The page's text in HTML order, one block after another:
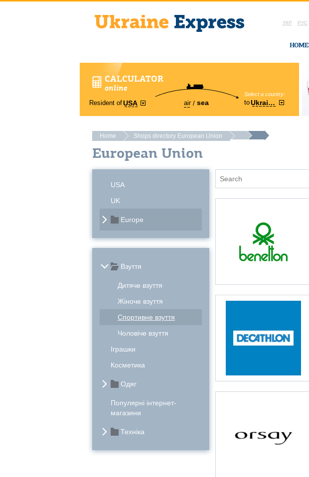
УКР РУС
HOME
CALCULATOR
online
Resident ofUSA air sea
Select a country:
toUkraine
Home Shops directory European Union
European Union
USA
UK
Europe
Взуття
Дитяче взуття
Жіноче взуття
Спортивне взуття
Чоловіче взуття
Іграшки
Косметика
Одяг
Популярні інтернет-
магазини
Техніка